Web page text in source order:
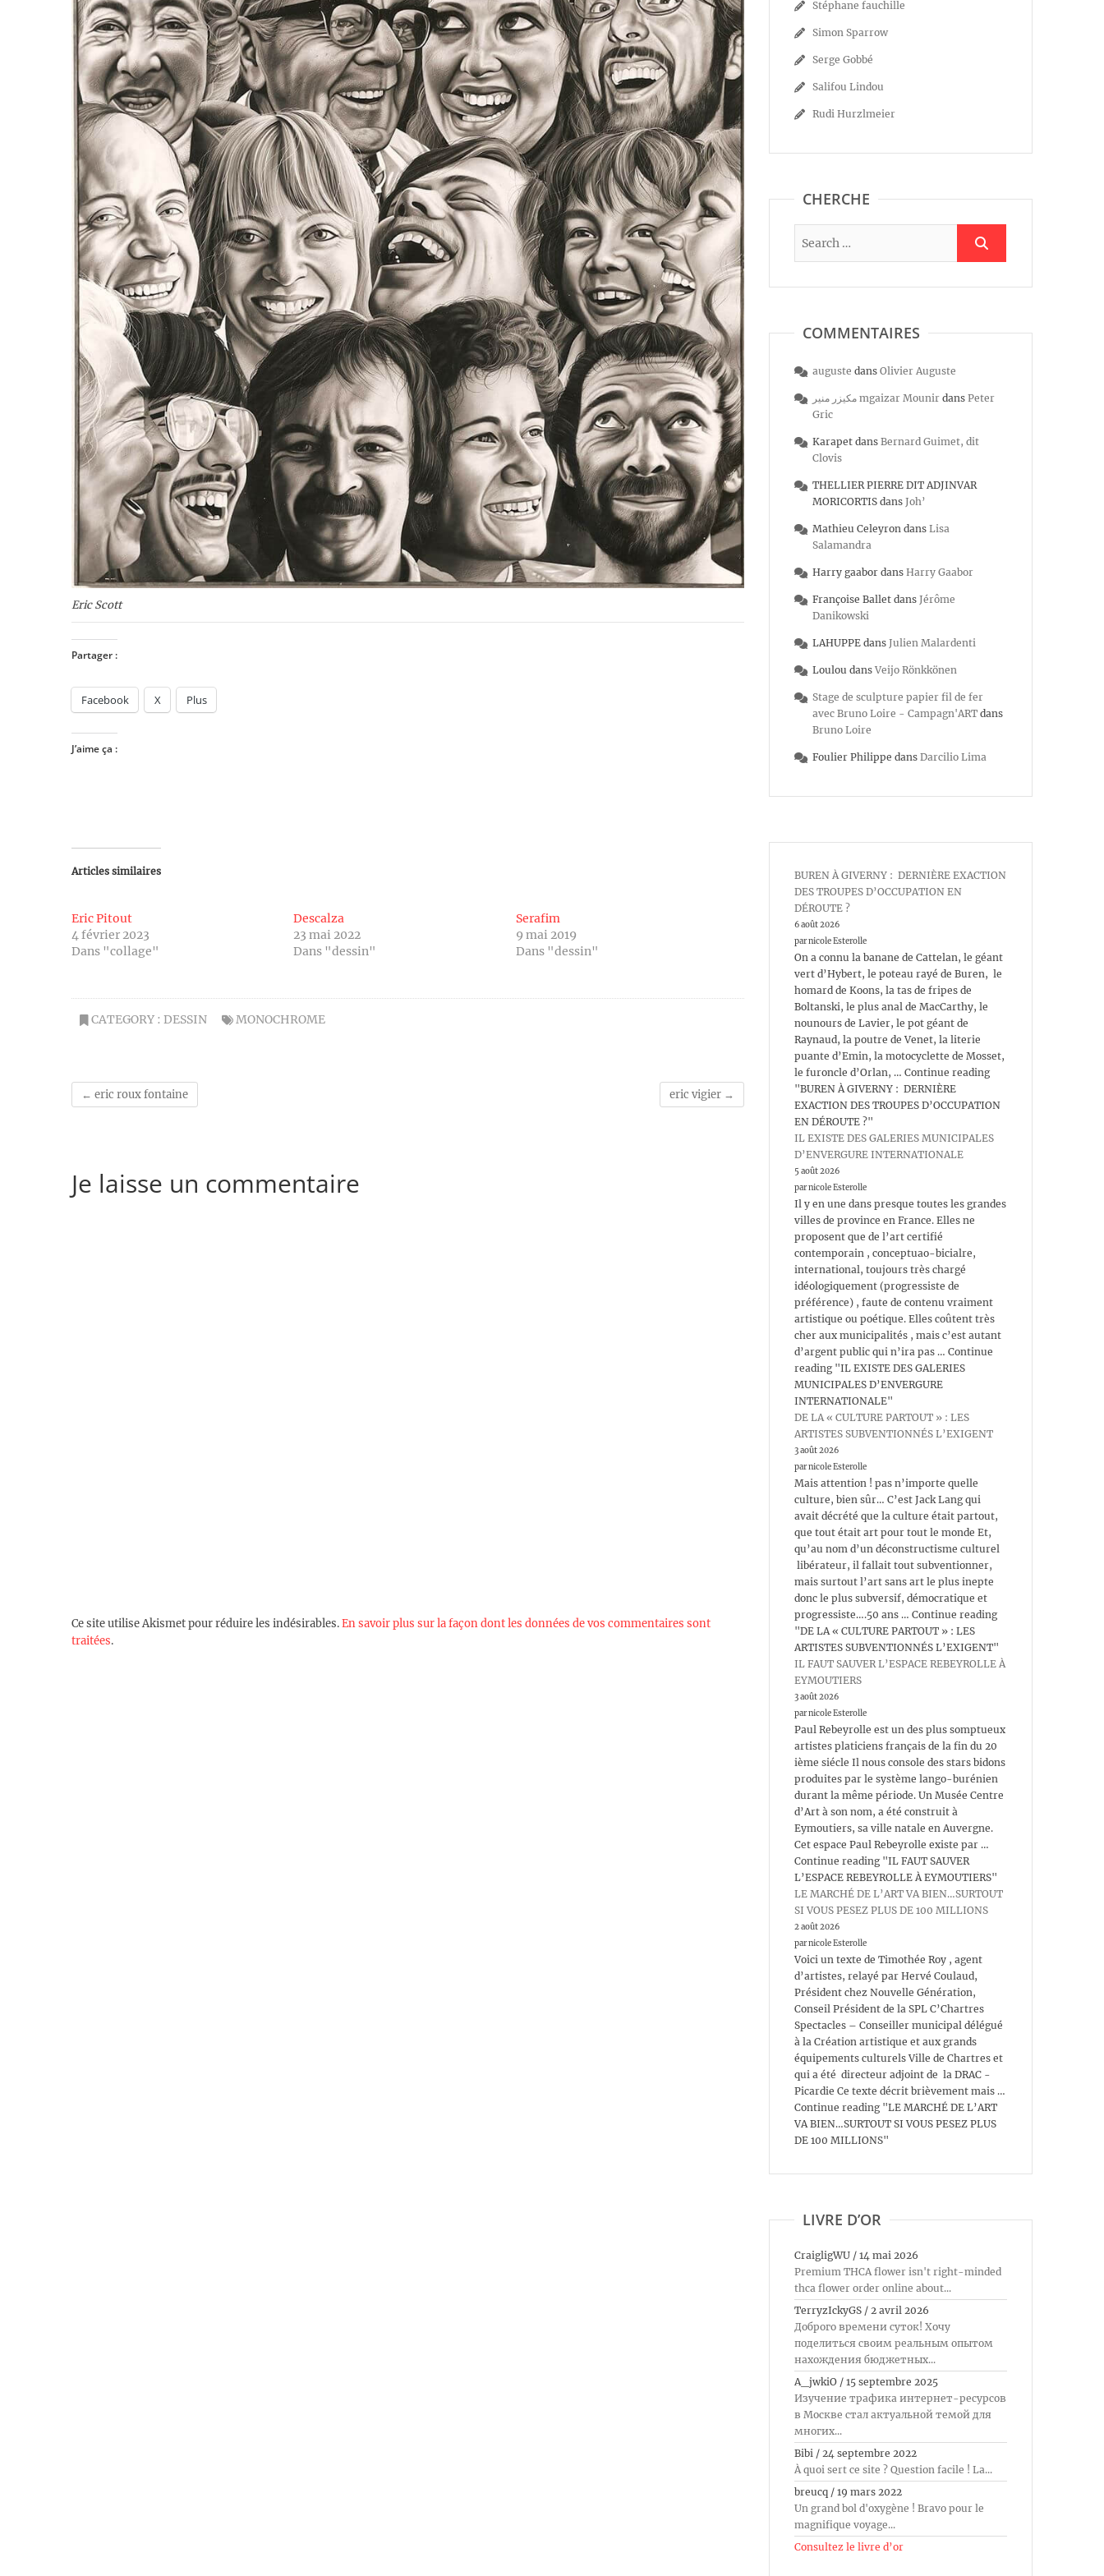
Eric Scott
Partager :
Facebook X Plus
J’aime ça :
Articles similaires
Eric Pitout
4 février 2023
Dans "collage"
Descalza
23 mai 2022
Dans "dessin"
Serafim
9 mai 2019
Dans "dessin"
CATEGORY : DESSIN MONOCHROME
← eric roux fontaine eric vigier →
Je laisse un commentaire
Ce site utilise Akismet pour réduire les indésirables.En savoir plus sur la façon dont les données de vos commentaires sont
traitées.
Stéphane fauchille
Simon Sparrow
Serge Gobbé
Salifou Lindou
Rudi Hurzlmeier
CHERCHE
COMMENTAIRES
auguste dans Olivier Auguste
مكيزر منير mgaizar Mounir dans Peter
Gric
Karapet dans Bernard Guimet, dit
Clovis
THELLIER PIERRE DIT ADJINVAR
MORICORTIS dans Joh’
Mathieu Celeyron dans Lisa
Salamandra
Harry gaabor dans Harry Gaabor
Françoise Ballet dans Jérôme
Danikowski
LAHUPPE dans Julien Malardenti
Loulou dans Veijo Rönkkönen
Stage de sculpture papier fil de fer
avec Bruno Loire - Campagn'ART dans
Bruno Loire
Foulier Philippe dans Darcilio Lima
BUREN À GIVERNY : DERNIÈRE EXACTION
DES TROUPES D’OCCUPATION EN
DÉROUTE ?
6 août 2026
par nicole Esterolle
On a connu la banane de Cattelan, le géant
vert d’Hybert, le poteau rayé de Buren, le
homard de Koons, la tas de fripes de
Boltanski, le plus anal de MacCarthy, le
nounours de Lavier, le pot géant de
Raynaud, la poutre de Venet, la literie
puante d’Emin, la motocyclette de Mosset,
le furoncle d’Orlan, … Continue reading
"BUREN À GIVERNY : DERNIÈRE
EXACTION DES TROUPES D’OCCUPATION
EN DÉROUTE ?"
IL EXISTE DES GALERIES MUNICIPALES
D’ENVERGURE INTERNATIONALE
5 août 2026
par nicole Esterolle
Il y en une dans presque toutes les grandes
villes de province en France. Elles ne
proposent que de l’art certifié
contemporain , conceptuao-bicialre,
international, toujours très chargé
idéologiquement (progressiste de
préférence) , faute de contenu vraiment
artistique ou poétique. Elles coûtent très
cher aux municipalités , mais c’est autant
d’argent public qui n’ira pas … Continue
reading "IL EXISTE DES GALERIES
MUNICIPALES D’ENVERGURE
INTERNATIONALE"
DE LA « CULTURE PARTOUT » : LES
ARTISTES SUBVENTIONNÉS L’EXIGENT
3 août 2026
par nicole Esterolle
Mais attention ! pas n’importe quelle
culture, bien sûr… C’est Jack Lang qui
avait décrété que la culture était partout,
que tout était art pour tout le monde Et,
qu’au nom d’un déconstructisme culturel
libérateur, il fallait tout subventionner,
mais surtout l’art sans art le plus inepte
donc le plus subversif, démocratique et
progressiste….50 ans … Continue reading
"DE LA « CULTURE PARTOUT » : LES
ARTISTES SUBVENTIONNÉS L’EXIGENT"
IL FAUT SAUVER L’ESPACE REBEYROLLE À
EYMOUTIERS
3 août 2026
par nicole Esterolle
Paul Rebeyrolle est un des plus somptueux
artistes platiciens français de la fin du 20
ième siécle Il nous console des stars bidons
produites par le système lango-burénien
durant la même période. Un Musée Centre
d’Art à son nom, a été construit à
Eymoutiers, sa ville natale en Auvergne.
Cet espace Paul Rebeyrolle existe par …
Continue reading "IL FAUT SAUVER
L’ESPACE REBEYROLLE À EYMOUTIERS"
LE MARCHÉ DE L’ART VA BIEN…SURTOUT
SI VOUS PESEZ PLUS DE 100 MILLIONS
2 août 2026
par nicole Esterolle
Voici un texte de Timothée Roy , agent
d’artistes, relayé par Hervé Coulaud,
Président chez Nouvelle Génération,
Conseil Président de la SPL C’Chartres
Spectacles – Conseiller municipal délégué
à la Création artistique et aux grands
équipements culturels Ville de Chartres et
qui a été directeur adjoint de la DRAC -
Picardie Ce texte décrit brièvement mais …
Continue reading "LE MARCHÉ DE L’ART
VA BIEN…SURTOUT SI VOUS PESEZ PLUS
DE 100 MILLIONS"
LIVRE D’OR
CraigligWU / 14 mai 2026
Premium THCA flower isn't right-minded
thca flower order online about...
TerryzIckyGS / 2 avril 2026
Доброго времени суток! Хочу
поделиться своим реальным опытом
нахождения бюджетных...
A_jwkiO / 15 septembre 2025
Изучение трафика интернет-ресурсов
в Москве стал актуальной темой для
многих...
Bibi / 24 septembre 2022
À quoi sert ce site ? Question facile ! La...
breucq / 19 mars 2022
Un grand bol d'oxygène ! Bravo pour le
magnifique voyage...
Consultez le livre d’or